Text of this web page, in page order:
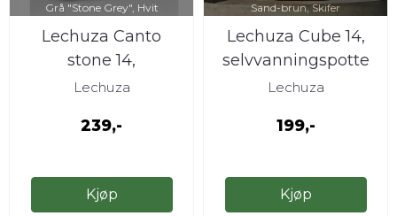
Grå "Stone Grey", Hvit
Lechuza Canto
stone 14,
selvvanningspotte
Lechuza
239,-
Kjøp
Sand-brun, Skifer
Lechuza Cube 14,
selvvanningspotte
Lechuza
199,-
Kjøp